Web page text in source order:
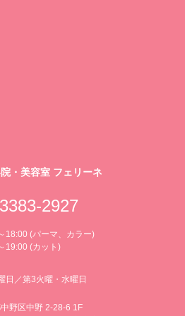
・美容室 フェリーネ
2927
18:00 (パーマ、カラー)
19:00 (カット)
日／第3火曜・水曜日
野区中野 2-28-6 1F